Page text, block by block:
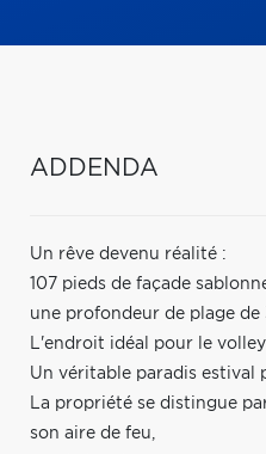
ADDENDA
Un rêve devenu réalité :
107 pieds de façade
une profondeur de plage de
L'endroit idéal pour le
Un véritable paradis estival
La propriété se distingue
son aire de feu,